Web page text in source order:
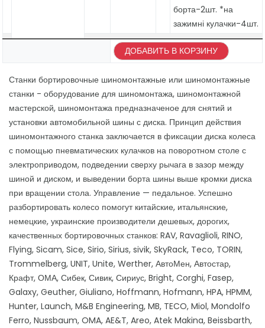
борта-2шт. *на
зажимні кулачки-4шт.
ДОБАВИТЬ В КОРЗИНУ
Станки бортировочные шиномонтажные или шиномонтажные
станки - оборудование для шиномонтажа, шиномонтажной
мастерской, шиномонтажа предназначеное для снятий и
установки автомобильной шины с диска. Принцип действия
шиномонтажного станка заключается в фиксации диска колеса
с помощью пневматических кулачков на поворотном столе с
электроприводом, подведении сверху рычага в зазор между
шиной и диском, и выведении борта шины выше кромки диска
при вращении стола. Управление — педальное. Успешно
разбортировать колесо помогут китайские, итальянские,
немецкие, украинские производители дешевых, дорогих,
качественных бортировочных станков: RAV, Ravaglioli, RINO,
Flying, Sicam, Sice, Sirio, Sirius, sivik, SkyRack, Teco, TORIN,
Trommelberg, UNIT, Unite, Werther, АвтоМен, Автостар,
Крафт, ОМА, Сибек, Сивик, Сириус, Bright, Corghi, Fasep,
Galaxy, Geuther, Giuliano, Hoffmann, Hofmann, HPA, HPMM,
Hunter, Launch, M&B Engineering, MB, TECO, Miol, Mondolfo
Ferro, Nussbaum, OMA, AE&T, Areo, Atek Makina, Beissbarth,